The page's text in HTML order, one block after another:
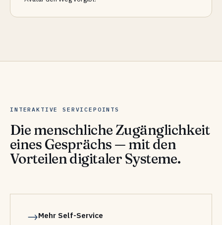
INTERAKTIVE SERVICEPOINTS
Die menschliche Zugänglichkeit
eines Gesprächs — mit den
Vorteilen digitaler Systeme.
→Mehr Self-Service